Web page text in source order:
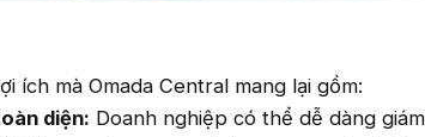
ích mà Omada Central mang lại gồm:
diện: Doanh nghiệp có thể dễ dàng